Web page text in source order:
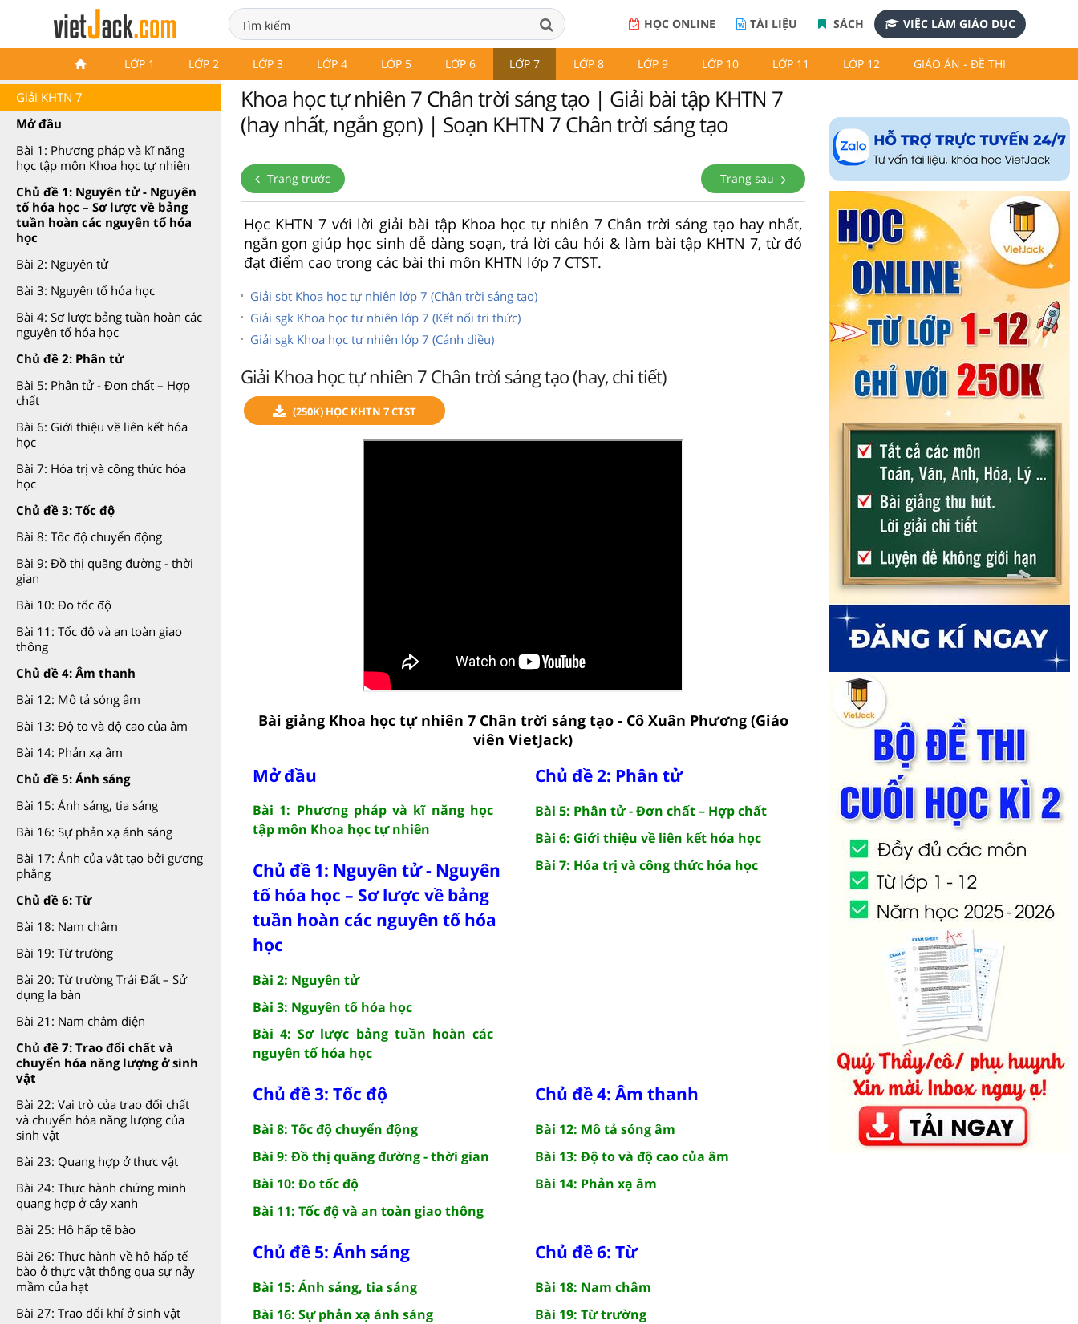
HỌC ONLINE TÀI LIỆU SÁCH VIỆC LÀM GIÁO DỤC
LỚP 1 LỚP 2 LỚP 3 LỚP 4 LỚP 5 LỚP 6 LỚP 7 LỚP 8 LỚP 9 LỚP 10 LỚP 11 LỚP 12 GIÁO ÁN - ĐỀ THI
Khoa học tự nhiên 7 Chân trời
Giải KHTN 7
Mở đầu
Bài 1: Phương pháp và kĩ năng
học tập môn Khoa học tự nhiên
Chủ đề 1: Nguyên tử - Nguyên
tố hóa học – Sơ lược về bảng
tuần hoàn các nguyên tố hóa
học
Bài 2: Nguyên tử
Bài 3: Nguyên tố hóa học
Bài 4: Sơ lược bảng tuần hoàn các
nguyên tố hóa học
Chủ đề 2: Phân tử
Bài 5: Phân tử - Đơn chất – Hợp
chất
Bài 6: Giới thiệu về liên kết hóa
học
Bài 7: Hóa trị và công thức hóa
học
Chủ đề 3: Tốc độ
Bài 8: Tốc độ chuyển động
Bài 9: Đồ thị quãng đường - thời
gian
Bài 10: Đo tốc độ
Bài 11: Tốc độ và an toàn giao
thông
Chủ đề 4: Âm thanh
Bài 12: Mô tả sóng âm
Bài 13: Độ to và độ cao của âm
Bài 14: Phản xạ âm
Chủ đề 5: Ánh sáng
Bài 15: Ánh sáng, tia sáng
Bài 16: Sự phản xạ ánh sáng
Bài 17: Ảnh của vật tạo bởi gương
phẳng
Chủ đề 6: Từ
Bài 18: Nam châm
Bài 19: Từ trường
Bài 20: Từ trường Trái Đất – Sử
dụng la bàn
Bài 21: Nam châm điện
Chủ đề 7: Trao đổi chất và
chuyển hóa năng lượng ở sinh
vật
Bài 22: Vai trò của trao đổi chất
và chuyển hóa năng lượng của
sinh vật
Bài 23: Quang hợp ở thực vật
Bài 24: Thực hành chứng minh
quang hợp ở cây xanh
Bài 25: Hô hấp tế bào
Bài 26: Thực hành về hô hấp tế
bào ở thực vật thông qua sự nảy
mầm của hạt
Bài 27: Trao đổi khí ở sinh vật
Khoa học tự nhiên 7 Chân trời sáng tạo | Giải bài tập KHTN 7
(hay nhất, ngắn gọn) | Soạn KHTN 7 Chân trời sáng tạo
Trang trước Trang sau
Học KHTN 7 với lời giải bài tập Khoa học tự nhiên 7 Chân trời sáng tạo hay nhất,
ngắn gọn giúp học sinh dễ dàng soạn, trả lời câu hỏi & làm bài tập KHTN 7, từ đó
đạt điểm cao trong các bài thi môn KHTN lớp 7 CTST.
Giải sbt Khoa học tự nhiên lớp 7 (Chân trời sáng tạo)
Giải sgk Khoa học tự nhiên lớp 7 (Kết nối tri thức)
Giải sgk Khoa học tự nhiên lớp 7 (Cánh diều)
Giải Khoa học tự nhiên 7 Chân trời sáng tạo (hay, chi tiết)
(250K) HỌC KHTN 7 CTST
Bài giảng Khoa học tự nhiên 7 Chân trời sáng tạo - Cô Xuân Phương (Giáo
viên VietJack)
Mở đầu
Bài 1: Phương pháp và kĩ năng học
tập môn Khoa học tự nhiên
Chủ đề 1: Nguyên tử - Nguyên
tố hóa học – Sơ lược về bảng
tuần hoàn các nguyên tố hóa
học
Bài 2: Nguyên tử
Bài 3: Nguyên tố hóa học
Bài 4: Sơ lược bảng tuần hoàn các
nguyên tố hóa học
Chủ đề 2: Phân tử
Bài 5: Phân tử - Đơn chất – Hợp chất
Bài 6: Giới thiệu về liên kết hóa học
Bài 7: Hóa trị và công thức hóa học
Chủ đề 3: Tốc độ
Bài 8: Tốc độ chuyển động
Bài 9: Đồ thị quãng đường - thời gian
Bài 10: Đo tốc độ
Bài 11: Tốc độ và an toàn giao thông
Chủ đề 4: Âm thanh
Bài 12: Mô tả sóng âm
Bài 13: Độ to và độ cao của âm
Bài 14: Phản xạ âm
Chủ đề 5: Ánh sáng
Bài 15: Ánh sáng, tia sáng
Bài 16: Sự phản xạ ánh sáng
Chủ đề 6: Từ
Bài 18: Nam châm
Bài 19: Từ trường